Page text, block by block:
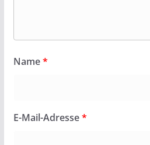
Name*
E-Mail-Adresse*